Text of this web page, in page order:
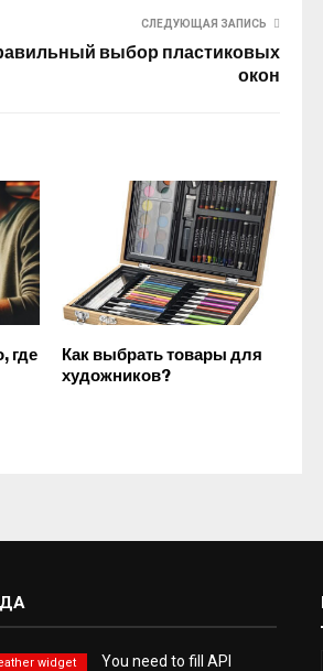
СЛЕДУЮЩАЯ ЗАПИСЬ
выбор пластиковых
окон
где
Как выбрать товары для
художников?
widget
You need to fill API